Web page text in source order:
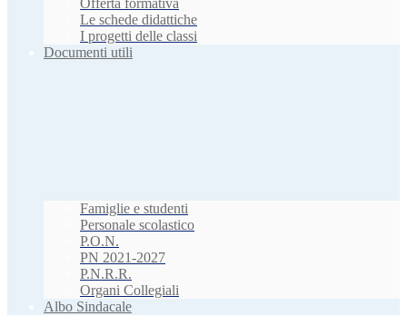
Offerta formativa
Le schede didattiche
I progetti delle classi
Documenti utili
Famiglie e studenti
Personale scolastico
P.O.N.
PN 2021-2027
P.N.R.R.
Organi Collegiali
Albo Sindacale